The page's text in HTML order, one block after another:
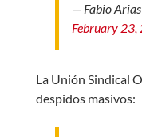
— Fabio
February 23,
La Unión Sindical
despidos masivos: